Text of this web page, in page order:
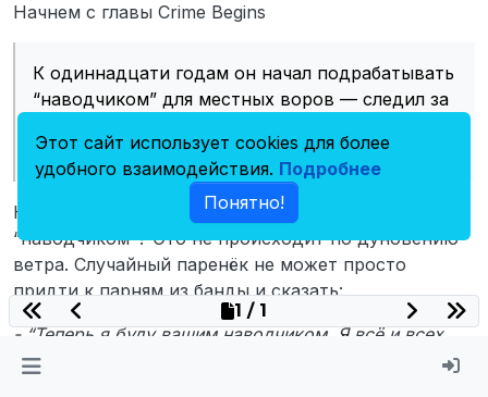
американец
Год рождения
5 декабря 2000
Начнем с главы Crime Begins
К одиннадцати годам он начал подрабатывать
“наводчиком” для местных воров — следил за
что ценного.
Как Брентон пришёл к тому, чтоб подрабатывать
“наводчиком”? Это не происходит по дуновению
ветра. Случайный паренёк не может просто
придти к парням из банды и сказать:
- “Теперь я буду вашим наводчиком. Я всё и всех
знаю.”
1 / 1
Этот сайт использует cookies для более
удобного взаимодействия. Подробнее
Понятно!